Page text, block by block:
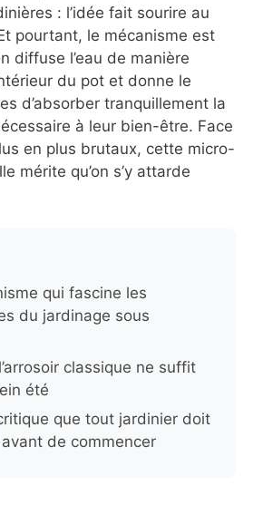
: l’idée fait sourire au
pourtant, le mécanisme est
diffuse l’eau de manière
du pot et donne le
d’absorber tranquillement la
à leur bien-être. Face
en plus brutaux, cette micro-
mérite qu’on s’y attarde
qui fascine les
du jardinage sous
classique ne suffit
été
que tout jardinier doit
de commencer